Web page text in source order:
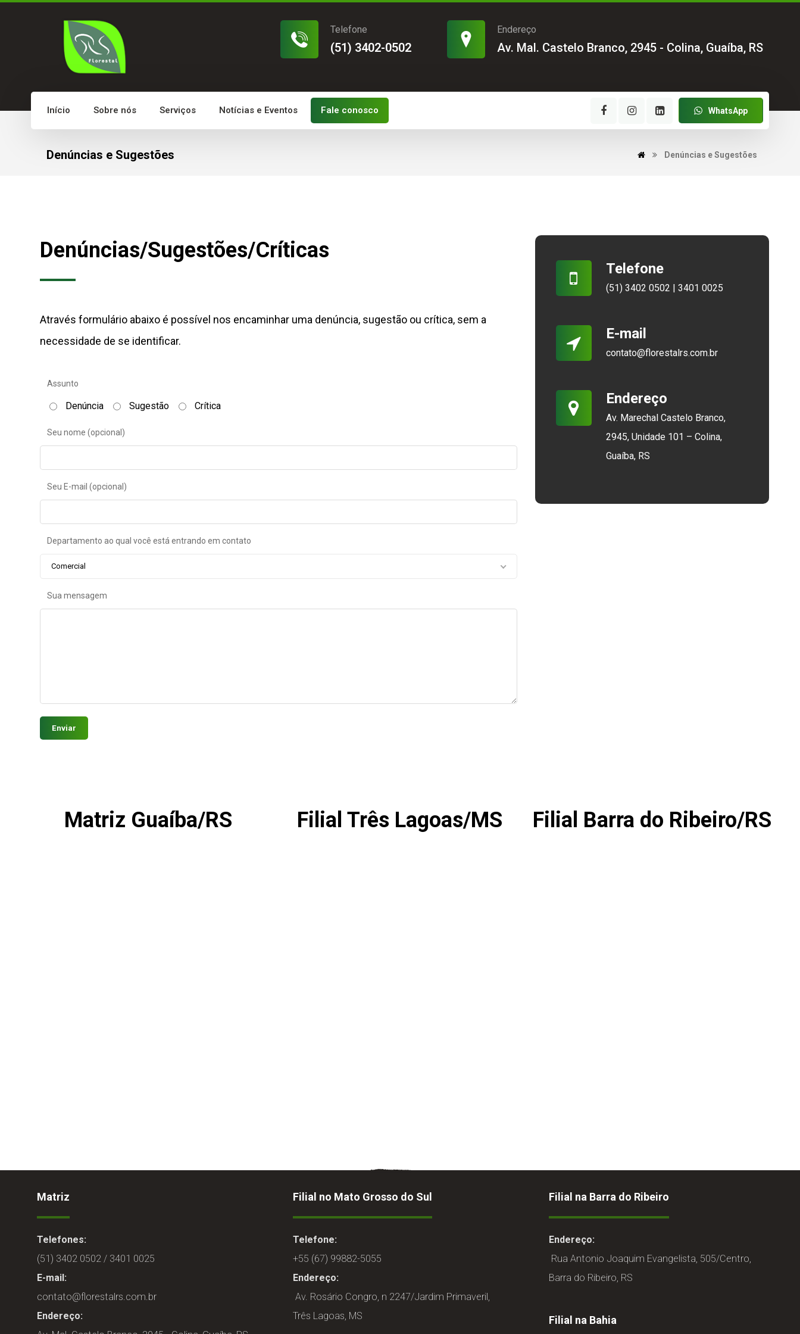
Endereço
Av. Mal. Castelo Branco, 2945 - Colina, Guaíba, RS
Telefone
(51) 3402-0502
Início Sobre nós Serviços Notícias e Eventos Fale conosco WhatsApp
Denúncias e Sugestões Denúncias e Sugestões
Denúncias/Sugestões/Críticas
Através formulário abaixo é possível nos encaminhar uma denúncia, sugestão ou crítica, sem a
necessidade de se identificar.
Assunto
Denúncia Sugestão Crítica
Seu nome (opcional)
Seu E-mail (opcional)
Departamento ao qual você está entrando em contato
Comercial
Sua mensagem
Telefone
(51) 3402 0502 | 3401 0025
E-mail
contato@florestalrs.com.br
Endereço
Av. Marechal Castelo Branco,
2945, Unidade 101 – Colina,
Guaíba, RS
Matriz Guaíba/RS Filial Três Lagoas/MS Filial Barra do Ribeiro/RS
Matriz
Telefones:
(51) 3402 0502 / 3401 0025
E-mail:
contato@florestalrs.com.br
Endereço:
Filial no Mato Grosso do Sul
Telefone:
+55 (67) 99882-5055
Endereço:
Av. Rosário Congro, n 2247/Jardim Primaveril,
Três Lagoas, MS
Filial na Barra do Ribeiro
Endereço:
Rua Antonio Joaquim Evangelista, 505/Centro,
Barra do Ribeiro, RS
Filial na Bahia